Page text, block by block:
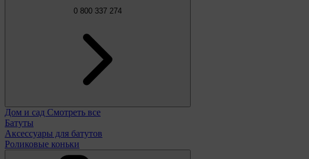
0 800 337 274
Дом и сад Смотреть все
Батуты
Аксессуары для батутов
Роликовые коньки